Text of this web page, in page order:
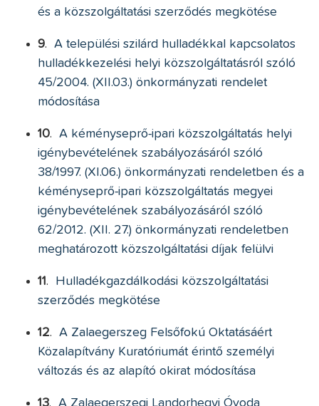
és a közszolgáltatási szerződés megkötése
9.
A települési szilárd hulladékkal kapcsolatos
hulladékkezelési helyi közszolgáltatásról szóló
45/2004. (XII.03.) önkormányzati rendelet
módosítása
10.
A kéményseprő-ipari közszolgáltatás helyi
igénybevételének szabályozásáról szóló
38/1997. (XI.06.) önkormányzati rendeletben és a
kéményseprő-ipari közszolgáltatás megyei
igénybevételének szabályozásáról szóló
62/2012. (XII. 27.) önkormányzati rendeletben
meghatározott közszolgáltatási díjak felülvi
11.
Hulladékgazdálkodási közszolgáltatási
szerződés megkötése
12.
A Zalaegerszeg Felsőfokú Oktatásáért
Közalapítvány Kuratóriumát érintő személyi
változás és az alapító okirat módosítása
13.
A Zalaegerszegi Landorhegyi Óvoda